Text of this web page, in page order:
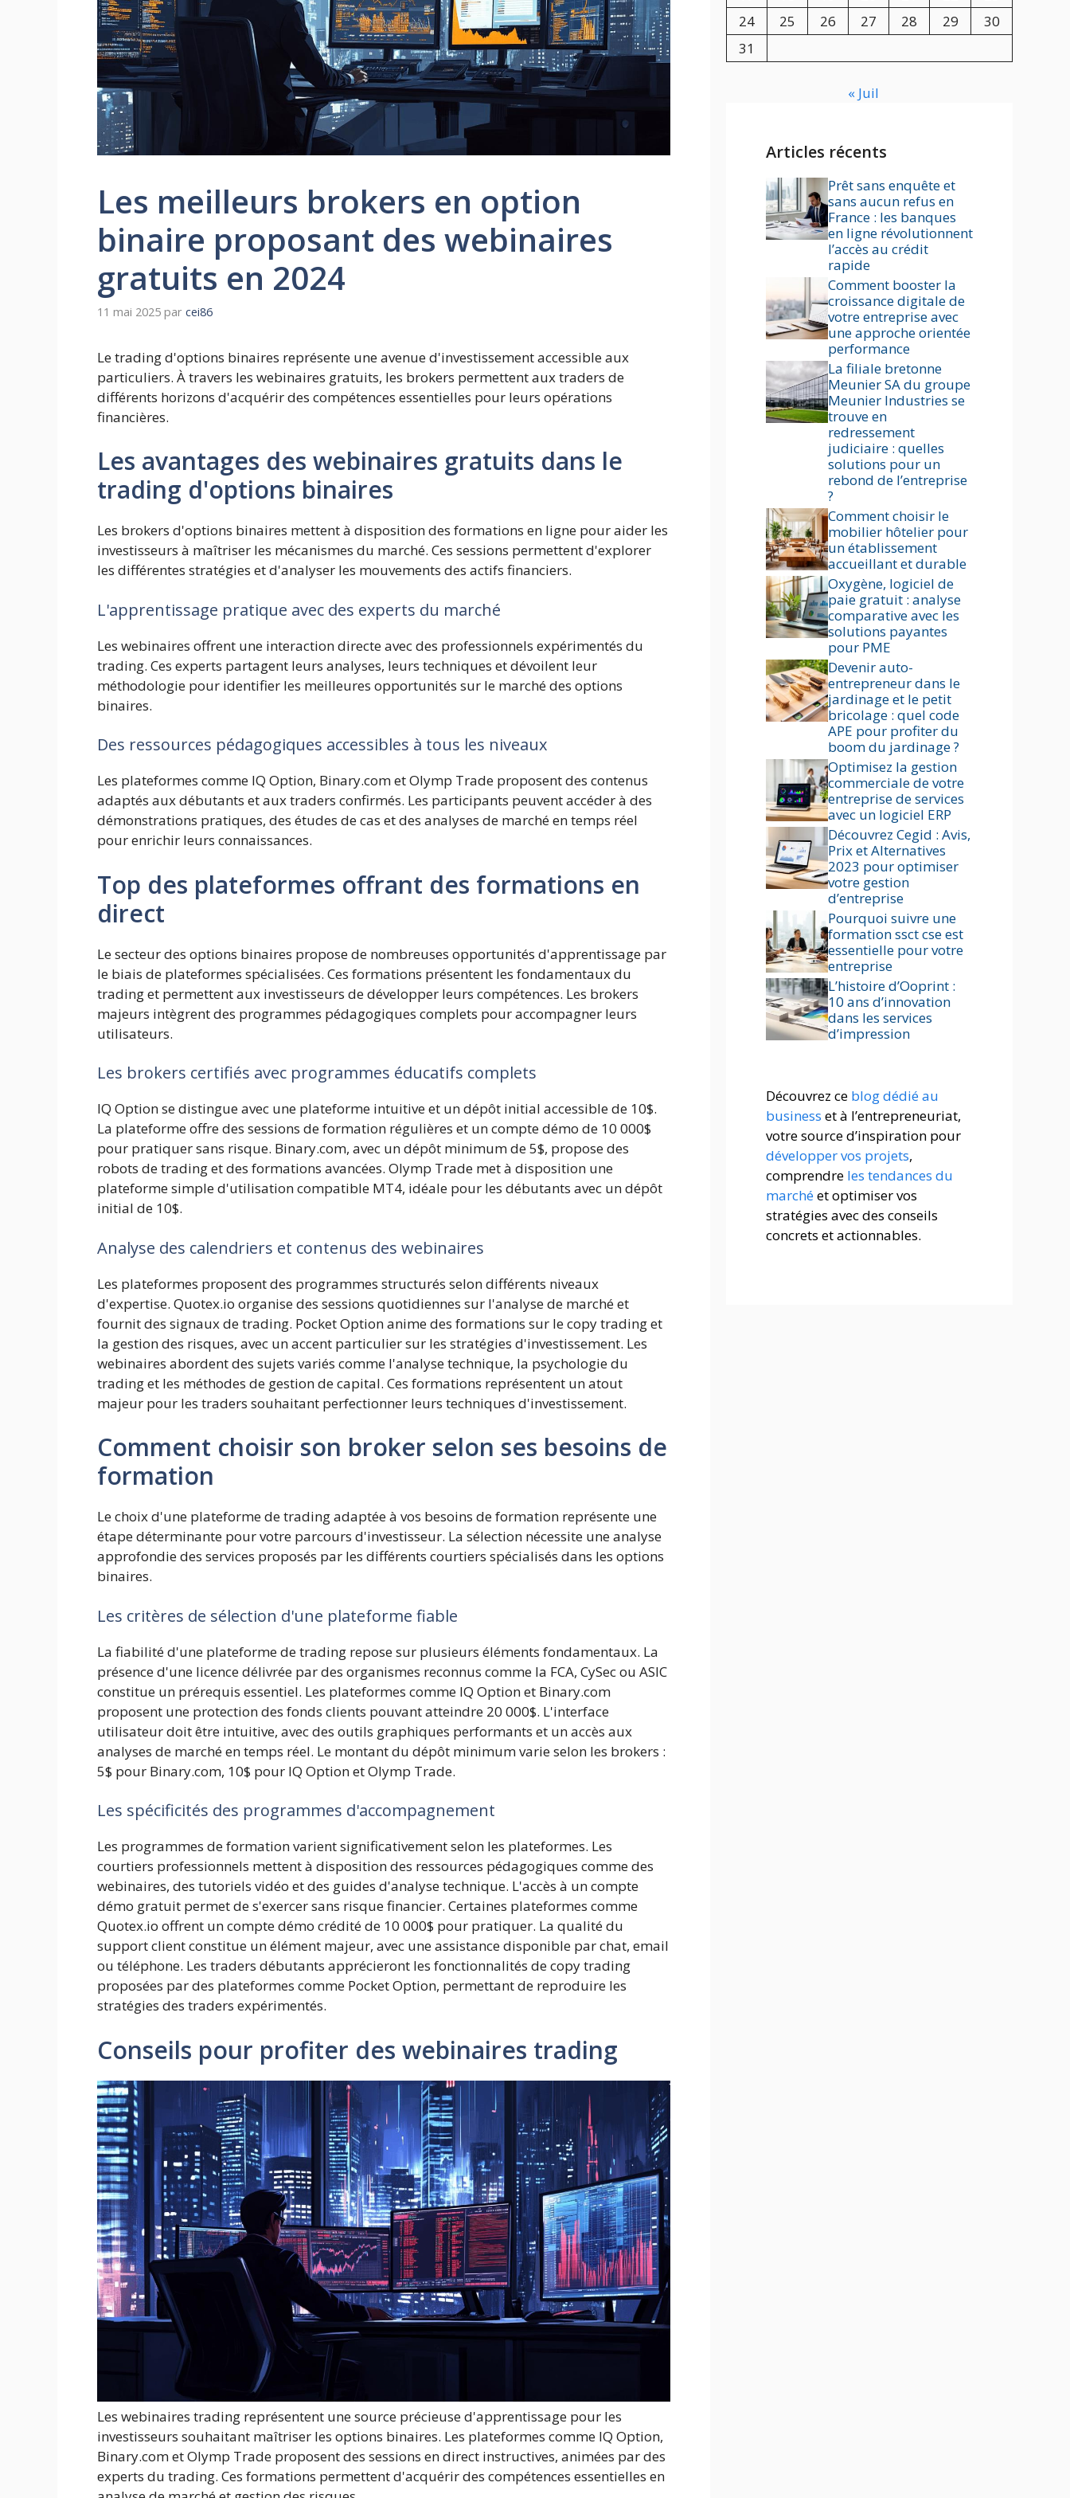
Les meilleurs brokers en option
binaire proposant des webinaires
gratuits en 2024
11 mai 2025 par cei86
Le trading d'options binaires représente une avenue d'investissement accessible aux
particuliers. À travers les webinaires gratuits, les brokers permettent aux traders de
différents horizons d'acquérir des compétences essentielles pour leurs opérations
financières.
Les avantages des webinaires gratuits dans le
trading d'options binaires
Les brokers d'options binaires mettent à disposition des formations en ligne pour aider les
investisseurs à maîtriser les mécanismes du marché. Ces sessions permettent d'explorer
les différentes stratégies et d'analyser les mouvements des actifs financiers.
L'apprentissage pratique avec des experts du marché
Les webinaires offrent une interaction directe avec des professionnels expérimentés du
trading. Ces experts partagent leurs analyses, leurs techniques et dévoilent leur
méthodologie pour identifier les meilleures opportunités sur le marché des options
binaires.
Des ressources pédagogiques accessibles à tous les niveaux
Les plateformes comme IQ Option, Binary.com et Olymp Trade proposent des contenus
adaptés aux débutants et aux traders confirmés. Les participants peuvent accéder à des
démonstrations pratiques, des études de cas et des analyses de marché en temps réel
pour enrichir leurs connaissances.
Top des plateformes offrant des formations en
direct
Le secteur des options binaires propose de nombreuses opportunités d'apprentissage par
le biais de plateformes spécialisées. Ces formations présentent les fondamentaux du
trading et permettent aux investisseurs de développer leurs compétences. Les brokers
majeurs intègrent des programmes pédagogiques complets pour accompagner leurs
utilisateurs.
Les brokers certifiés avec programmes éducatifs complets
IQ Option se distingue avec une plateforme intuitive et un dépôt initial accessible de 10$.
La plateforme offre des sessions de formation régulières et un compte démo de 10 000$
pour pratiquer sans risque. Binary.com, avec un dépôt minimum de 5$, propose des
robots de trading et des formations avancées. Olymp Trade met à disposition une
plateforme simple d'utilisation compatible MT4, idéale pour les débutants avec un dépôt
initial de 10$.
Analyse des calendriers et contenus des webinaires
Les plateformes proposent des programmes structurés selon différents niveaux
d'expertise. Quotex.io organise des sessions quotidiennes sur l'analyse de marché et
fournit des signaux de trading. Pocket Option anime des formations sur le copy trading et
la gestion des risques, avec un accent particulier sur les stratégies d'investissement. Les
webinaires abordent des sujets variés comme l'analyse technique, la psychologie du
trading et les méthodes de gestion de capital. Ces formations représentent un atout
majeur pour les traders souhaitant perfectionner leurs techniques d'investissement.
Comment choisir son broker selon ses besoins de
formation
Le choix d'une plateforme de trading adaptée à vos besoins de formation représente une
étape déterminante pour votre parcours d'investisseur. La sélection nécessite une analyse
approfondie des services proposés par les différents courtiers spécialisés dans les options
binaires.
Les critères de sélection d'une plateforme fiable
La fiabilité d'une plateforme de trading repose sur plusieurs éléments fondamentaux. La
présence d'une licence délivrée par des organismes reconnus comme la FCA, CySec ou ASIC
constitue un prérequis essentiel. Les plateformes comme IQ Option et Binary.com
proposent une protection des fonds clients pouvant atteindre 20 000$. L'interface
utilisateur doit être intuitive, avec des outils graphiques performants et un accès aux
analyses de marché en temps réel. Le montant du dépôt minimum varie selon les brokers :
5$ pour Binary.com, 10$ pour IQ Option et Olymp Trade.
Les spécificités des programmes d'accompagnement
Les programmes de formation varient significativement selon les plateformes. Les
courtiers professionnels mettent à disposition des ressources pédagogiques comme des
webinaires, des tutoriels vidéo et des guides d'analyse technique. L'accès à un compte
démo gratuit permet de s'exercer sans risque financier. Certaines plateformes comme
Quotex.io offrent un compte démo crédité de 10 000$ pour pratiquer. La qualité du
support client constitue un élément majeur, avec une assistance disponible par chat, email
ou téléphone. Les traders débutants apprécieront les fonctionnalités de copy trading
proposées par des plateformes comme Pocket Option, permettant de reproduire les
stratégies des traders expérimentés.
Conseils pour profiter des webinaires trading
Les webinaires trading représentent une source précieuse d'apprentissage pour les
investisseurs souhaitant maîtriser les options binaires. Les plateformes comme IQ Option,
Binary.com et Olymp Trade proposent des sessions en direct instructives, animées par des
experts du trading. Ces formations permettent d'acquérir des compétences essentielles en
24
25 26 27 28 29
30
31
« Juil
Articles récents
Prêt sans enquête et
sans aucun refus en
France : les banques
en ligne révolutionnent
l’accès au crédit
rapide
Comment booster la
croissance digitale de
votre entreprise avec
une approche orientée
performance
La filiale bretonne
Meunier SA du groupe
Meunier Industries se
trouve en
redressement
judiciaire : quelles
solutions pour un
rebond de l’entreprise
?
Comment choisir le
mobilier hôtelier pour
un établissement
accueillant et durable
Oxygène, logiciel de
paie gratuit : analyse
comparative avec les
solutions payantes
pour PME
Devenir auto-
entrepreneur dans le
jardinage et le petit
bricolage : quel code
APE pour profiter du
boom du jardinage ?
Optimisez la gestion
commerciale de votre
entreprise de services
avec un logiciel ERP
Découvrez Cegid : Avis,
Prix et Alternatives
2023 pour optimiser
votre gestion
d’entreprise
Pourquoi suivre une
formation ssct cse est
essentielle pour votre
entreprise
L’histoire d’Ooprint :
10 ans d’innovation
dans les services
d’impression
Découvrez ce blog dédié au
business et à l’entrepreneuriat,
votre source d’inspiration pour
développer vos projets,
comprendre les tendances du
marchéet optimiser vos
stratégies avec des conseils
concrets et actionnables.